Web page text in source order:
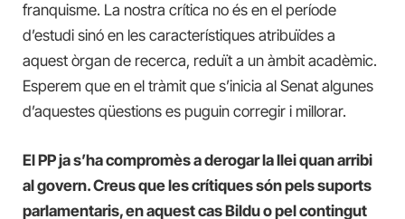
franquisme. La nostra crítica no és en el període
d’estudi sinó en les característiques atribuïdes a
aquest òrgan de recerca, reduït a un àmbit acadèmic.
Esperem que en el tràmit que s’inicia al Senat algunes
d’aquestes qüestions es puguin corregir i millorar.
El PP ja s’ha compromès a derogar la llei quan arribi
al govern. Creus que les crítiques són pels suports
parlamentaris, en aquest cas Bildu o pel contingut